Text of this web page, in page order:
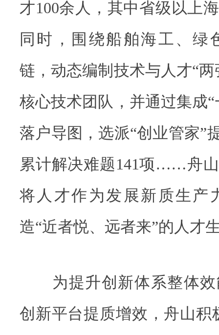
才100余人，其中省级以上
同时，围绕船舶海工、绿
链，动态编制技术与人才“
核心技术团队，并通过集成
落户导图，选派“创业管家”
累计解决难题141项……舟
将人才作为发展新质生产
造“近者悦、远者来”的人才
为提升创新体系整体效
创新平台提质增效，舟山积